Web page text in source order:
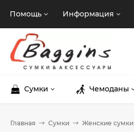
Помощь Информация
Сумки Чемоданы
Главная Сумки Женские сумки